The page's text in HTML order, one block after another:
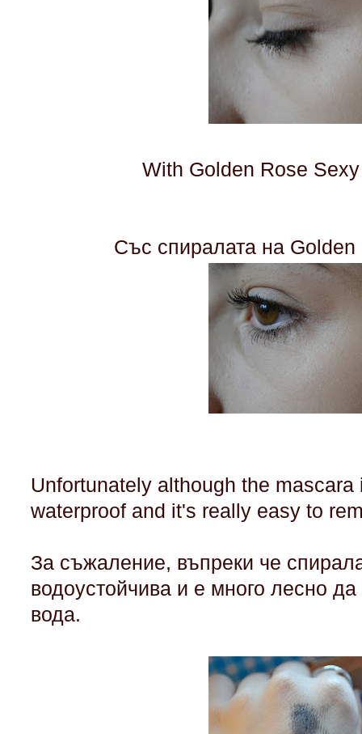
With Golden Rose
Със спиралата на
Unfortunately although the
waterproof and it's really easy to
За съжаление, въпреки че
водоустойчива и е много лесно
вода.